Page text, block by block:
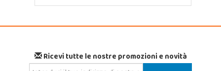
Ricevi tutte le nostre promozioni e novità